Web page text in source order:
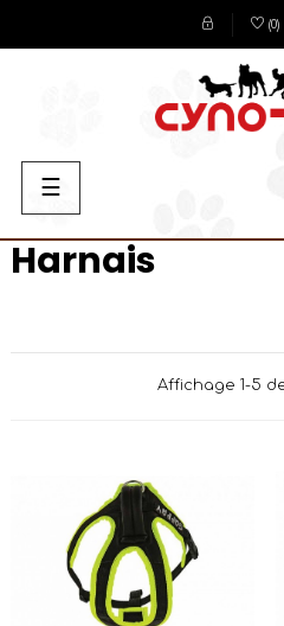
(0)
Basculer
la
navigation
☰
Harnais
Affichage 1-5